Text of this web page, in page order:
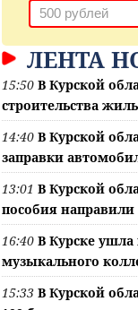
ЛЕНТА
15:50 В Курской
строительства
14:40 В Курской
заправки
13:01 В Курской
пособия
16:40 В Курске
музыкального
15:33 В Курской